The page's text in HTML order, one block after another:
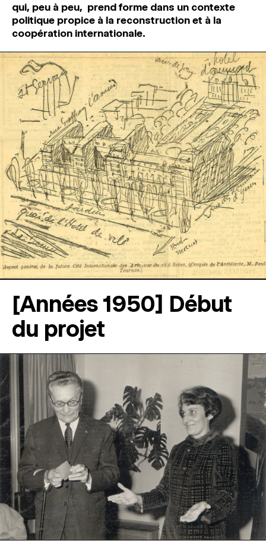
qui, peu à peu, prend forme dans un contexte
politique propice à la reconstruction et à la
coopération internationale.
[Années 1950] Début
du projet